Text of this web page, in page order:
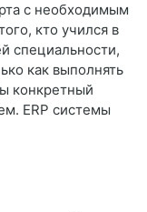
с необходимым
кто учился в
специальности,
как выполнять
конкретный
ERP системы